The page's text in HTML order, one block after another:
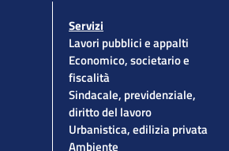
Servizi
Lavori pubblici e appalti
Economico, societario e
fiscalità
Sindacale, previdenziale,
diritto del lavoro
Urbanistica, edilizia privata
Ambiente